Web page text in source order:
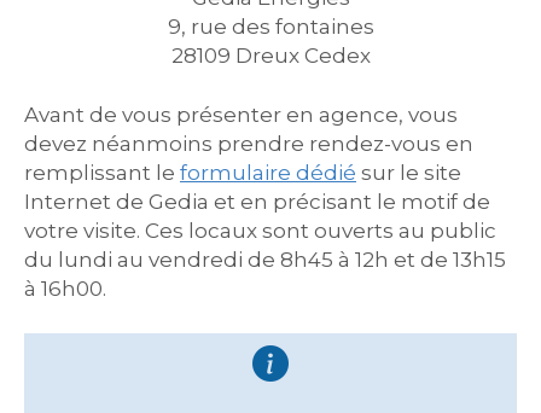
9, rue des fontaines
28109 Dreux Cedex
Avant de vous présenter en agence, vous
devez néanmoins prendre rendez-vous en
remplissant le formulaire dédié sur le site
Internet de Gedia et en précisant le motif de
votre visite. Ces locaux sont ouverts au public
du lundi au vendredi de 8h45 à 12h et de 13h15
à 16h00.